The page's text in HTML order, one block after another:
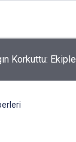
Korkuttu: